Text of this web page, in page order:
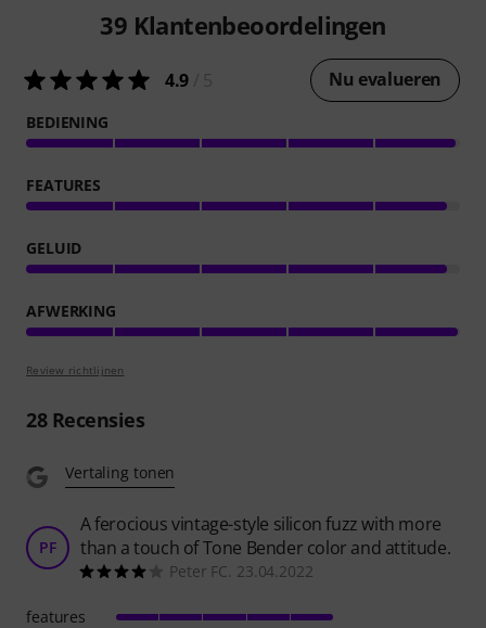
39 Klantenbeoordelingen
4.9 Nu evalueren
BEDIENING
FEATURES
GELUID
AFWERKING
Review richtlijnen
28Recensies
Vertaling tonen
PF
A ferocious vintage-style silicon fuzz with more
than a touch of Tone Bender color and attitude.
Peter FC. 23.04.2022
features